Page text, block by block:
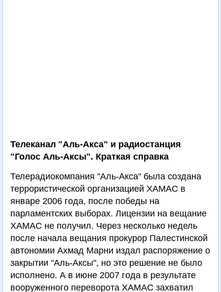
Телеканал "Аль-Акса" и радиостанция
"Голос Аль-Аксы". Краткая справка
Телерадиокомпания "Аль-Акса" была создана
террористической организацией ХАМАС в
январе 2006 года, после победы на
парламентских выборах. Лицензии на вещание
ХАМАС не получил. Через несколько недель
после начала вещания прокурор Палестинской
автономии Ахмад Марни издал распоряжение о
закрытии "Аль-Аксы", но это решение не было
исполнено. А в июне 2007 года в результате
вооруженного переворота ХАМАС захватил